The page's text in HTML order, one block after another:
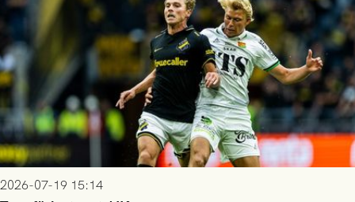
2026-07-19 15:14